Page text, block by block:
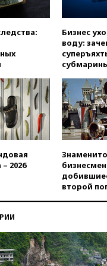
Бизнес
воду:
2026
второй